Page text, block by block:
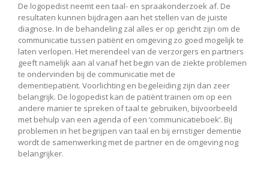
De logopedist neemt een taal- en spraakonderzoek af. De
resultaten kunnen bijdragen aan het stellen van de juiste
diagnose. In de behandeling zal alles er op gericht zijn om de
communicatie tussen patiënt en omgeving zo goed mogelijk te
laten verlopen. Het merendeel van de verzorgers en partners
geeft namelijk aan al vanaf het begin van de ziekte problemen
te ondervinden bij de communicatie met de
dementiepatiënt. Voorlichting en begeleiding zijn dan zeer
belangrijk. De logopedist kan de patiënt trainen om op een
andere manier te spreken of taal te gebruiken, bijvoorbeeld
met behulp van een agenda of een ‘communicatieboek’. Bij
problemen in het begrijpen van taal en bij ernstiger dementie
wordt de samenwerking met de partner en de omgeving nog
belangrijker.